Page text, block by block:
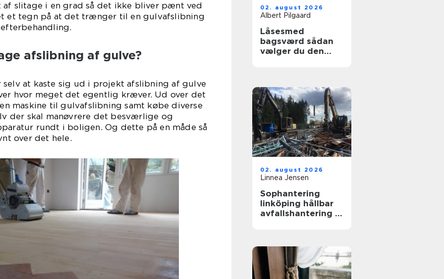
slitage i en grad så det ikke bliver pænt ved
et tegn på at det trænger til en gulvafslibning
afslibning af gulve?
at kaste sig ud i projekt afslibning af gulve
hvor meget det egentlig kræver. Ud over det
maskine til gulvafslibning samt købe diverse
der skal manøvrere det besværlige og
rundt i boligen. Og dette på en måde så
over det hele.
02. august 2026
Albert Pilgaard
Låsesmed
bagsværd sådan
vælger du den
02. august 2026
Linnea Jensen
Sophantering
linköping hållbar
avfallshantering i